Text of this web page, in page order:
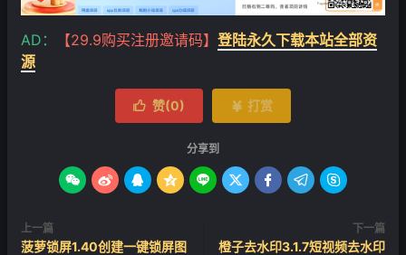
AD： 【29.9购买注册邀请码】 登陆永久下载本站全部资
源
 赞(0)  打赏
分享到
        
上一篇
菠萝锁屏1.40创建一键锁屏图
下一篇
橙子去水印3.1.7短视频去水印